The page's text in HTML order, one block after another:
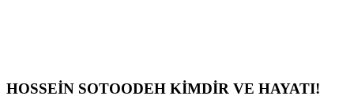
HOSSEİN SOTOODEH KİMDİR VE HAYATI!